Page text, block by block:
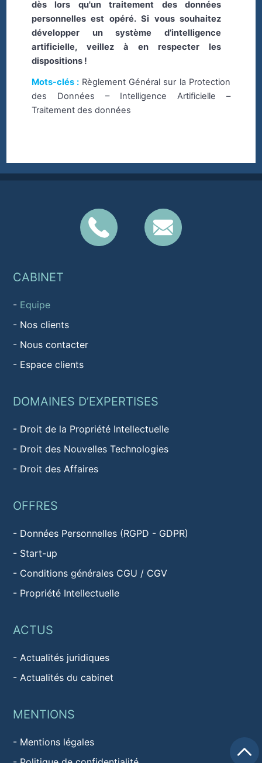
dès lors qu'un traitement des données
personnelles est opéré. Si vous souhaitez
développer un système d’intelligence
artificielle, veillez à en respecter les
dispositions !
Mots-clés : Règlement Général sur la Protection
des Données – Intelligence Artificielle –
Traitement des données
CABINET
- Equipe
- Nos clients
- Nous contacter
- Espace clients
DOMAINES D’EXPERTISES
- Droit de la Propriété Intellectuelle
- Droit des Nouvelles Technologies
- Droit des Affaires
OFFRES
- Données Personnelles (RGPD - GDPR)
- Start-up
- Conditions générales CGU / CGV
- Propriété Intellectuelle
ACTUS
- Actualités juridiques
- Actualités du cabinet
MENTIONS
- Mentions légales